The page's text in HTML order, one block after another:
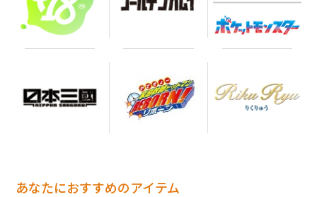
あなたにおすすめのアイテム